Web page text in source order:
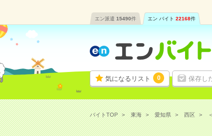
エン派遣 15490件 エン バイト 22168件
気になるリスト 0 保存し
バイトTOP 東海 愛知県 西区